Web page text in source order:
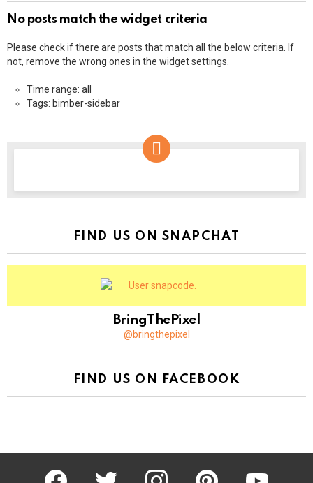
No posts match the widget criteria
Please check if there are posts that match all the below criteria. If
not, remove the wrong ones in the widget settings.
Time range: all
Tags: bimber-sidebar
FIND US ON SNAPCHAT
BringThePixel
@bringthepixel
FIND US ON FACEBOOK
facebook twitter instagram pinterest youtube